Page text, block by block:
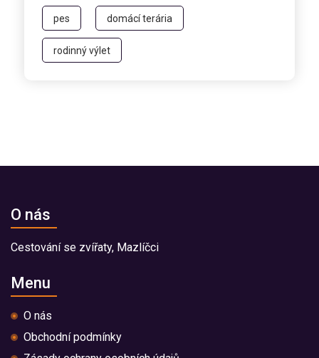
pes domácí terária
rodinný výlet
O nás
Cestování se zvířaty, Mazlíčci
Menu
O nás
Obchodní podmínky